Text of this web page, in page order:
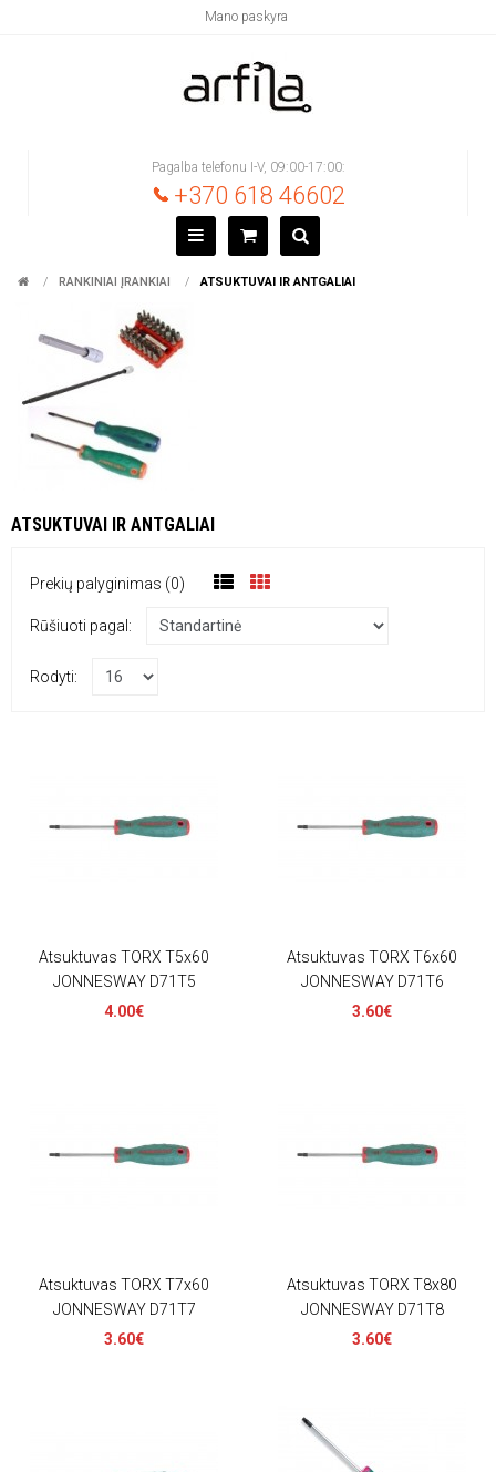
Mano paskyra
Pagalba telefonu I-V, 09:00-17:00:
+370 618 46602
RANKINIAI ĮRANKIAI ATSUKTUVAI IR ANTGALIAI
ATSUKTUVAI IR ANTGALIAI
Prekių palyginimas (0)
Rūšiuoti pagal:
Rodyti:
Atsuktuvas TORX T5x60
JONNESWAY D71T5
4.00€
Atsuktuvas TORX T6x60
JONNESWAY D71T6
3.60€
Atsuktuvas TORX T7x60
JONNESWAY D71T7
3.60€
Atsuktuvas TORX T8x80
JONNESWAY D71T8
3.60€